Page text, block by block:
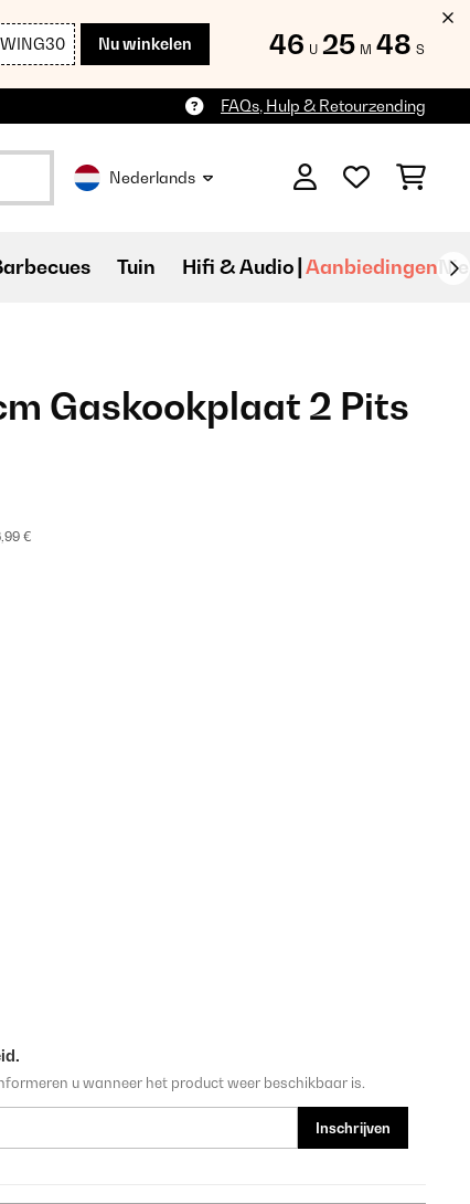
Nu winkelen 46 U 25 M 46 S
FAQs, Hulp & Retourzending
Nederlands
Tuin Hifi & Audio Aanbiedingen
Gaskookplaat 2 Pits
€
u wanneer het product weer beschikbaar is.
Inschrijven